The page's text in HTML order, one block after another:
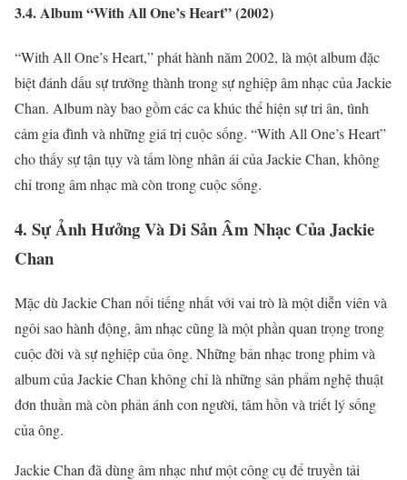
3.4. Album “With All One’s Heart” (2002)
“With All One’s Heart,” phát hành năm 2002, là một album đặc
biệt đánh dấu sự trưởng thành trong sự nghiệp âm nhạc của Jackie
Chan. Album này bao gồm các ca khúc thể hiện sự tri ân, tình
cảm gia đình và những giá trị cuộc sống. “With All One’s Heart”
cho thấy sự tận tụy và tấm lòng nhân ái của Jackie Chan, không
chỉ trong âm nhạc mà còn trong cuộc sống.
4. Sự Ảnh Hưởng Và Di Sản Âm Nhạc Của Jackie
Chan
Mặc dù Jackie Chan nổi tiếng nhất với vai trò là một diễn viên và
ngôi sao hành động, âm nhạc cũng là một phần quan trọng trong
cuộc đời và sự nghiệp của ông. Những bản nhạc trong phim và
album của Jackie Chan không chỉ là những sản phẩm nghệ thuật
đơn thuần mà còn phản ánh con người, tâm hồn và triết lý sống
của ông.
Jackie Chan đã dùng âm nhạc như một công cụ để truyền tải